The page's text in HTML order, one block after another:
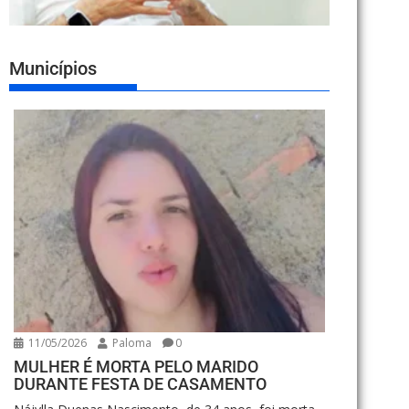
Municípios
11/05/2026 Paloma 0
MULHER É MORTA PELO MARIDO
DURANTE FESTA DE CASAMENTO